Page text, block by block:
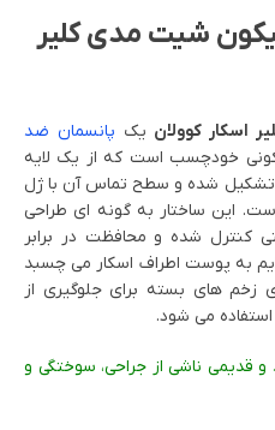
شیت مدی کلیر
اسکار کوولان یک پانسمان ضد
خودچسب است که از یک لایه
تشکیل شده و سطح تماس آن با ژل
این ساختار به گونه ای طراحی
کنترل شده و محافظت در برابر
به پوست اطراف اسکار می چسبد
زخم های بسته برای جلوگیری از
می شود.
قدیمی ناشی از جراحی، سوختگی و